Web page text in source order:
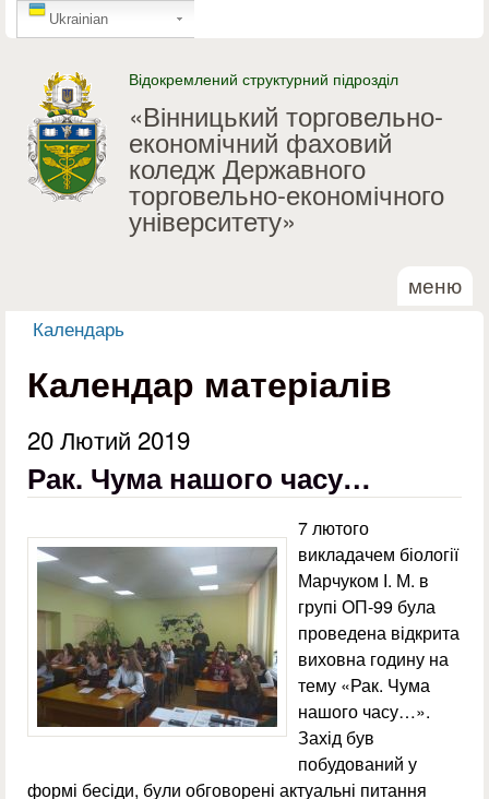
Перейти до основного
GTranslate
Ukrainian
Відокремлений структурний підрозділ
«Вінницький торговельно-
економічний фаховий
коледж Державного
торговельно-економічного
університету»
меню
Ви є тут
Календарь
Календар матеріалів
20 Лютий 2019
Рак. Чума нашого часу…
7 лютого
викладачем біології
Марчуком І. М. в
групі ОП-99 була
проведена відкрита
виховна годину на
тему «Рак. Чума
нашого часу…».
Захід був
побудований у
формі бесіди, були обговорені актуальні питання